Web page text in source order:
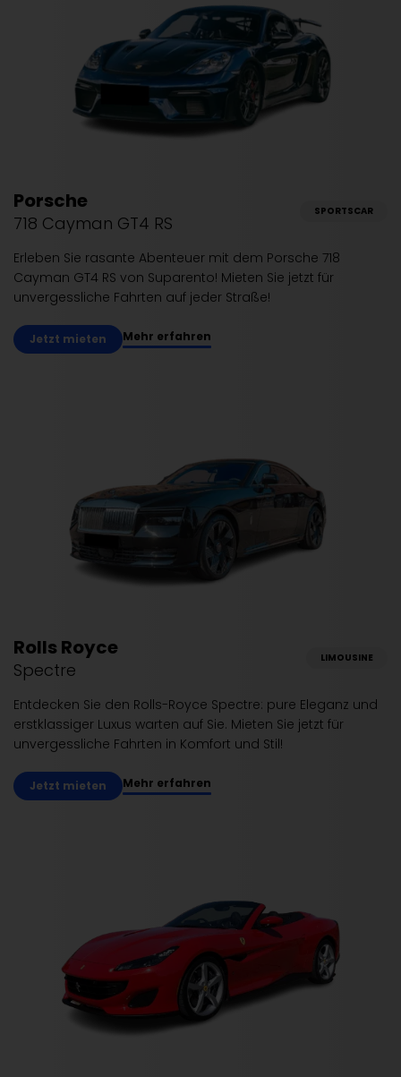
Porsche
718 Cayman GT4 RS
SPORTSCAR
Erleben Sie rasante Abenteuer mit dem Porsche 718
Cayman GT4 RS von Suparento! Mieten Sie jetzt für
unvergessliche Fahrten auf jeder Straße!
Jetzt mieten Mehr erfahren
Rolls Royce
Spectre
LIMOUSINE
Entdecken Sie den Rolls-Royce Spectre: pure Eleganz und
erstklassiger Luxus warten auf Sie. Mieten Sie jetzt für
unvergessliche Fahrten in Komfort und Stil!
Jetzt mieten Mehr erfahren